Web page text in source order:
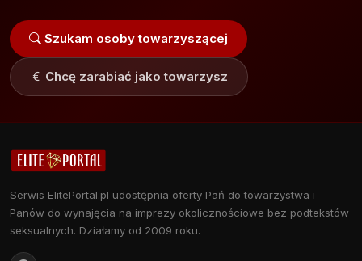
Szukam osoby towarzyszącej
Chcę zarabiać jako towarzysz
Serwis ElitePortal.pl udostępnia oferty Pań do towarzystwa i
Panów do wynajęcia na imprezy okolicznościowe bez podtekstów
seksualnych. Działamy od 2009 roku.